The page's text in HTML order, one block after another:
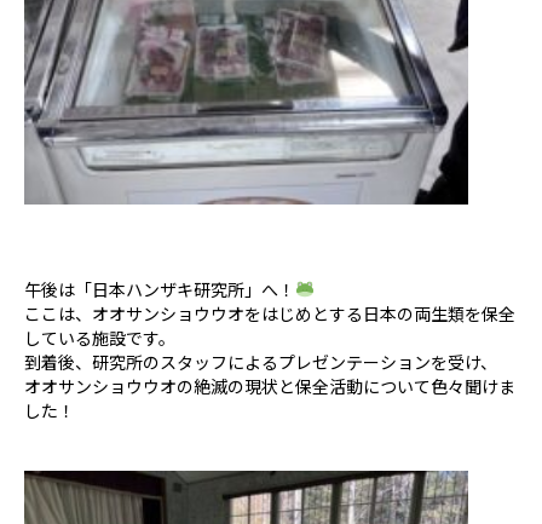
午後は「日本ハンザキ研究所」へ！
ここは、オオサンショウウオをはじめとする日本の両生類を保全
している施設です。
到着後、研究所のスタッフによるプレゼンテーションを受け、
オオサンショウウオの絶滅の現状と保全活動について色々聞けま
した！